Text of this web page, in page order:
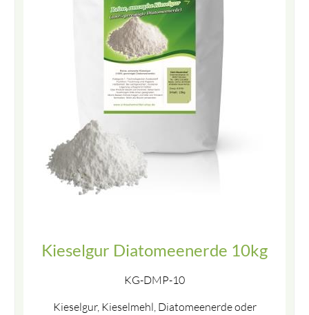
Kieselgur Diatomeenerde 10kg
KG-DMP-10
Kieselgur, Kieselmehl, Diatomeenerde oder